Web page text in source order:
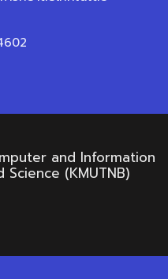
and Information
(KMUTNB)